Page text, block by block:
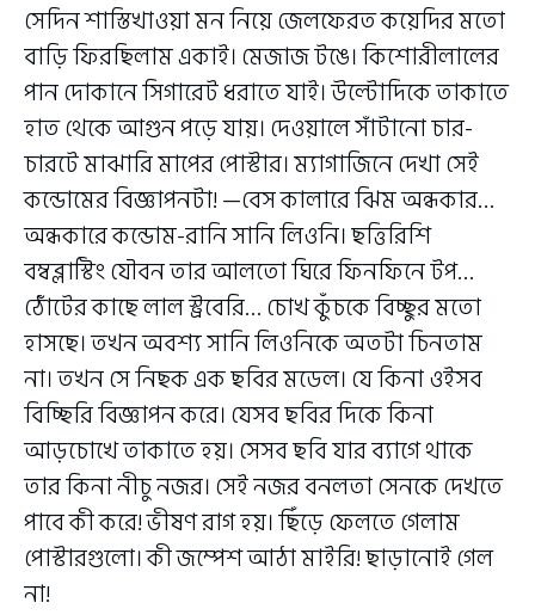
সেদিন শাস্তিখাওয়া মন নিয়ে জেলফেরত কয়েদির মতো
বাড়ি ফিরছিলাম একাই। মেজাজ টঙে। কিশোরীলালের
পান দোকানে সিগারেট ধরাতে যাই। উল্টোদিকে তাকাতে
হাত থেকে আগুন পড়ে যায়। দেওয়ালে সাঁটানো চার-
চারটে মাঝারি মাপের পোস্টার। ম্যাগাজিনে দেখা সেই
কন্ডোমের বিজ্ঞাপনটা! —বেস কালারে ঝিম অন্ধকার…
অন্ধকারে কন্ডোম-রানি সানি লিওনি। ছত্তিরিশি
বম্বব্লাস্টিং যৌবন তার আলতো ঘিরে ফিনফিনে টপ…
ঠোঁটের কাছে লাল স্ট্রবেরি… চোখ কুঁচকে বিচ্ছুর মতো
হাসছে। তখন অবশ্য সানি লিওনিকে অতটা চিনতাম
না। তখন সে নিছক এক ছবির মডেল। যে কিনা ওইসব
বিচ্ছিরি বিজ্ঞাপন করে। যেসব ছবির দিকে কিনা
আড়চোখে তাকাতে হয়। সেসব ছবি যার ব্যাগে থাকে
তার কিনা নীচু নজর। সেই নজর বনলতা সেনকে দেখতে
পাবে কী করে! ভীষণ রাগ হয়। ছিঁড়ে ফেলতে গেলাম
পোস্টারগুলো। কী জম্পেশ আঠা মাইরি! ছাড়ানোই গেল
না!